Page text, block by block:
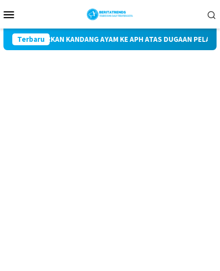
ke
Mobile
Terbaru
KANDANG AYAM KE APH ATAS DUGAAN PELANGGARAN